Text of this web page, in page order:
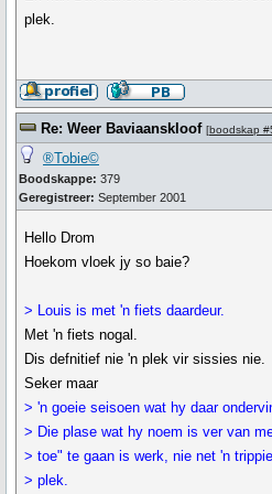
plek.
Re: Weer Baviaanskloof [boodskap
®Tobie©
Boodskappe: 379
Geregistreer: September 2001
Hello Drom
Hoekom vloek jy so baie?
> Louis is met 'n fiets daardeur.
Met 'n fiets nogal.
Dis defnitief nie 'n plek vir sissies nie.
Seker maar
> 'n goeie seisoen wat hy daar
> Die plase wat hy noem is ver van
> toe" te gaan is werk, nie net 'n
> plek.